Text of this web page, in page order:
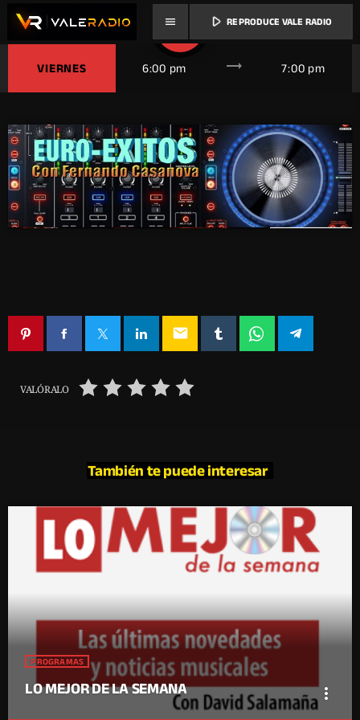
menu play_arrow REPRODUCE VALE RADIO
share
email
VIERNES 6:00 pm trending_flat 7:00 pm
email
VALÓRALO
También te puede interesar
PROGRAMAS
LO MEJOR DE LA SEMANA more_vert